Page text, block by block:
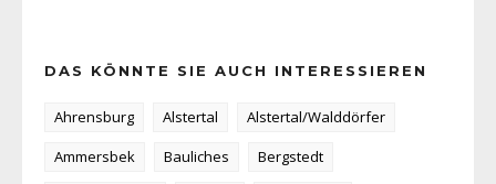
DAS KÖNNTE SIE AUCH INTERESSIEREN
Ahrensburg Alstertal
Alstertal/Walddörfer
Ammersbek
Bauliches
Bergstedt